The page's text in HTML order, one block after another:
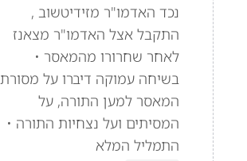
נכד האדמו"ר מזידיטשוב ,
התקבל אצל האדמו"ר מצאנז
לאחר שחרורו מהמאסר •
בשיחה עמוקה דיברו על מסורת
המאסר למען התורה, על
המסיתים ועל נצחיות התורה •
התמליל המלא